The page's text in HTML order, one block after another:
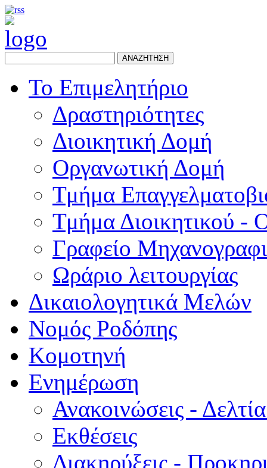
ΑΝΑΖΗΤΗΣΗ
Το Επιμελητήριο
Δραστηριότητες
Διοικητική Δομή
Οργανωτική Δομή
Τμήμα
Τμήμα Διοικητικού -
Γραφείο
Ωράριο λειτουργίας
Δικαιολογητικά Μελών
Νομός Ροδόπης
Κομοτηνή
Ενημέρωση
Ανακοινώσεις -
Εκθέσεις
Διακηρύξεις -